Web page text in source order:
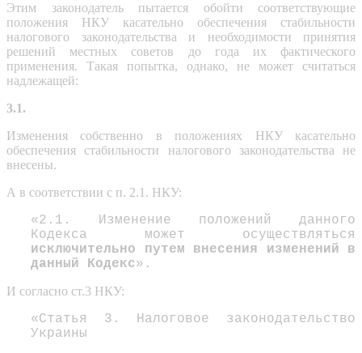
Этим законодатель пытается обойти соответствующие
положения НКУ касательно обеспечения стабильности
налогового законодательства и необходимости принятия
решений местных советов до года их фактического
применения. Такая попытка, однако, не может считаться
надлежащей:
3.1.
Изменения собственно в положениях НКУ касательно
обеспечения стабильности налогового законодательства не
внесены.
А в соответствии с п. 2.1. НКУ:
«2.1. Изменение положений данного
Кодекса может осуществляться
исключительно путем внесения изменений в
данный Кодекс».
И согласно ст.3 НКУ:
«Статья 3. Налоговое законодательство
Украины